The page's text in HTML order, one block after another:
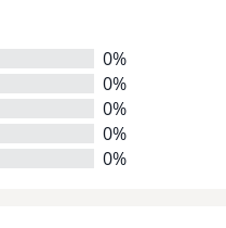
0%
0%
0%
0%
0%